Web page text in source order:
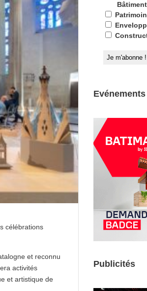
célébrations
et reconnu
activités
et artistique de
Bâtiment
Evénements
Publicités